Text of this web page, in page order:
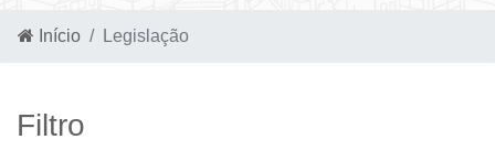
Início Legislação
Filtro